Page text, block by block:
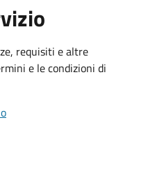
requisiti e altre
e le condizioni di